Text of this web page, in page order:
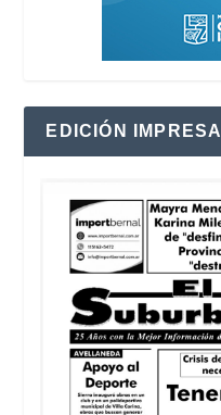
EDICIÓN IMPRESA